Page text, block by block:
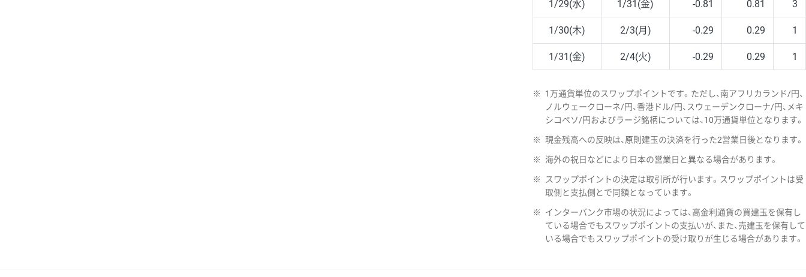
1/29(水) 1/31(金) -0.81 0.81 3
1/30(木) 2/3(月) -0.29 0.29 1
1/31(金) 2/4(火) -0.29 0.29 1
※
1万通貨単位のスワップポイントです。ただし、南アフリカランド/円、
ノルウェークローネ/円、香港ドル/円、スウェーデンクローナ/円、メキ
シコペソ/円およびラージ銘柄については、10万通貨単位となります。
※ 現金残高への反映は、原則建玉の決済を行った2営業日後となります。
※ 海外の祝日などにより日本の営業日と異なる場合があります。
※
スワップポイントの決定は取引所が行います。スワップポイントは受
取側と支払側とで同額となっています。
※
インターバンク市場の状況によっては、高金利通貨の買建玉を保有し
ている場合でもスワップポイントの支払いが、また、売建玉を保有して
いる場合でもスワップポイントの受け取りが生じる場合があります。